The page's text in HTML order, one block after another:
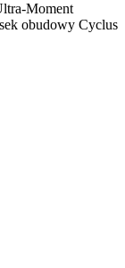
Moment
obudowy Cyclus